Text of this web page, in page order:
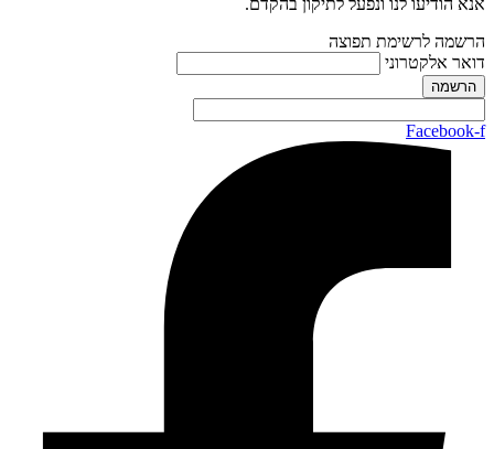
הרשמה לרשימת תפוצה
דואר אלקטרוני
Facebook-f